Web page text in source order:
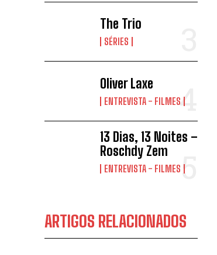
The Trio
SÉRIES
Oliver Laxe
ENTREVISTA - FILMES
13 Dias, 13 Noites –
Roschdy Zem
ENTREVISTA - FILMES
ARTIGOS RELACIONADOS